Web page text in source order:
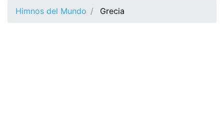
Himnos del Mundo Grecia